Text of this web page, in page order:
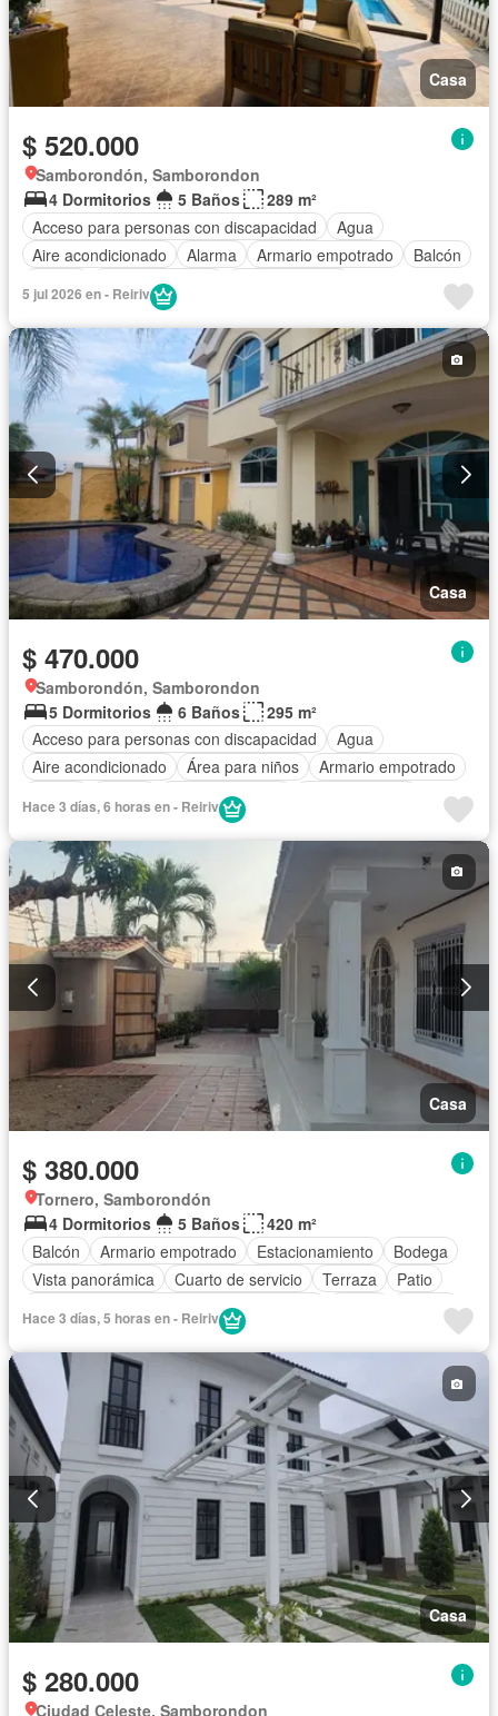
Casa
$ 520.000
Samborondón, Samborondon
4 Dormitorios
5 Baños
289 m²
Acceso para personas con discapacidad
Agua
Aire acondicionado
Alarma Armario empotrado
Balcón
Cancha de tenis
Cuarto de servicio
Gimnasio
Garita de guardianía Jardín Patio
Piscina
Seguridad
Terraza
5 jul 2026 en - Reiriv
Casa
$ 470.000
Samborondón, Samborondon
5 Dormitorios
6 Baños
295 m²
Acceso para personas con discapacidad
Agua
Aire acondicionado
Área para niños
Armario empotrado
Cancha de tenis
Cuarto de servicio
Estacionamiento
Garita de guardianía
Patio
Piscina
Seguridad Terraza
Hace 3 días, 6 horas en - Reiriv
Casa
$ 380.000
Tornero, Samborondón
4 Dormitorios
5 Baños
420 m²
Balcón
Armario empotrado Estacionamiento
Bodega
Vista panorámica
Cuarto de servicio Terraza
Patio
Acceso para personas con discapacidad
Parrilla
Hace 3 días, 5 horas en - Reiriv
Casa
$ 280.000
Ciudad Celeste, Samborondon